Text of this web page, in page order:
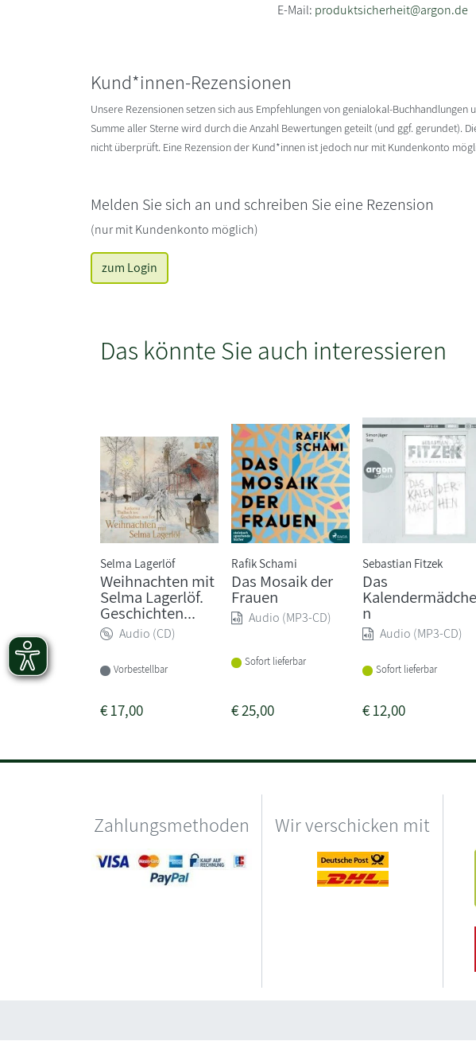
E-Mail: produktsicherheit@argon.de
Kund*innen-Rezensionen
Unsere Rezensionen setzen sich aus Empfehlungen von genialokal-Buchhandlungen
Summe aller Sterne wird durch die Anzahl Bewertungen geteilt (und ggf. gerundet).
nicht überprüft. Eine Rezension der Kund*innen ist jedoch nur mit Kundenkonto
Melden Sie sich an und schreiben Sie eine Rezension
(nur mit Kundenkonto möglich)
zum Login
Das könnte Sie auch interessieren
Selma Lagerlöf
Weihnachten mit
Selma Lagerlöf.
Geschichten...
Audio (CD)
Vorbestellbar
€17,00
Rafik Schami
Das Mosaik der
Frauen
Audio (MP3-CD)
Sofort lieferbar
€25,00
Sebastian Fitzek
Das
Kalendermädche
n
Audio (MP3-CD)
Sofort lieferbar
€12,00
Zahlungsmethoden Wir verschicken mit